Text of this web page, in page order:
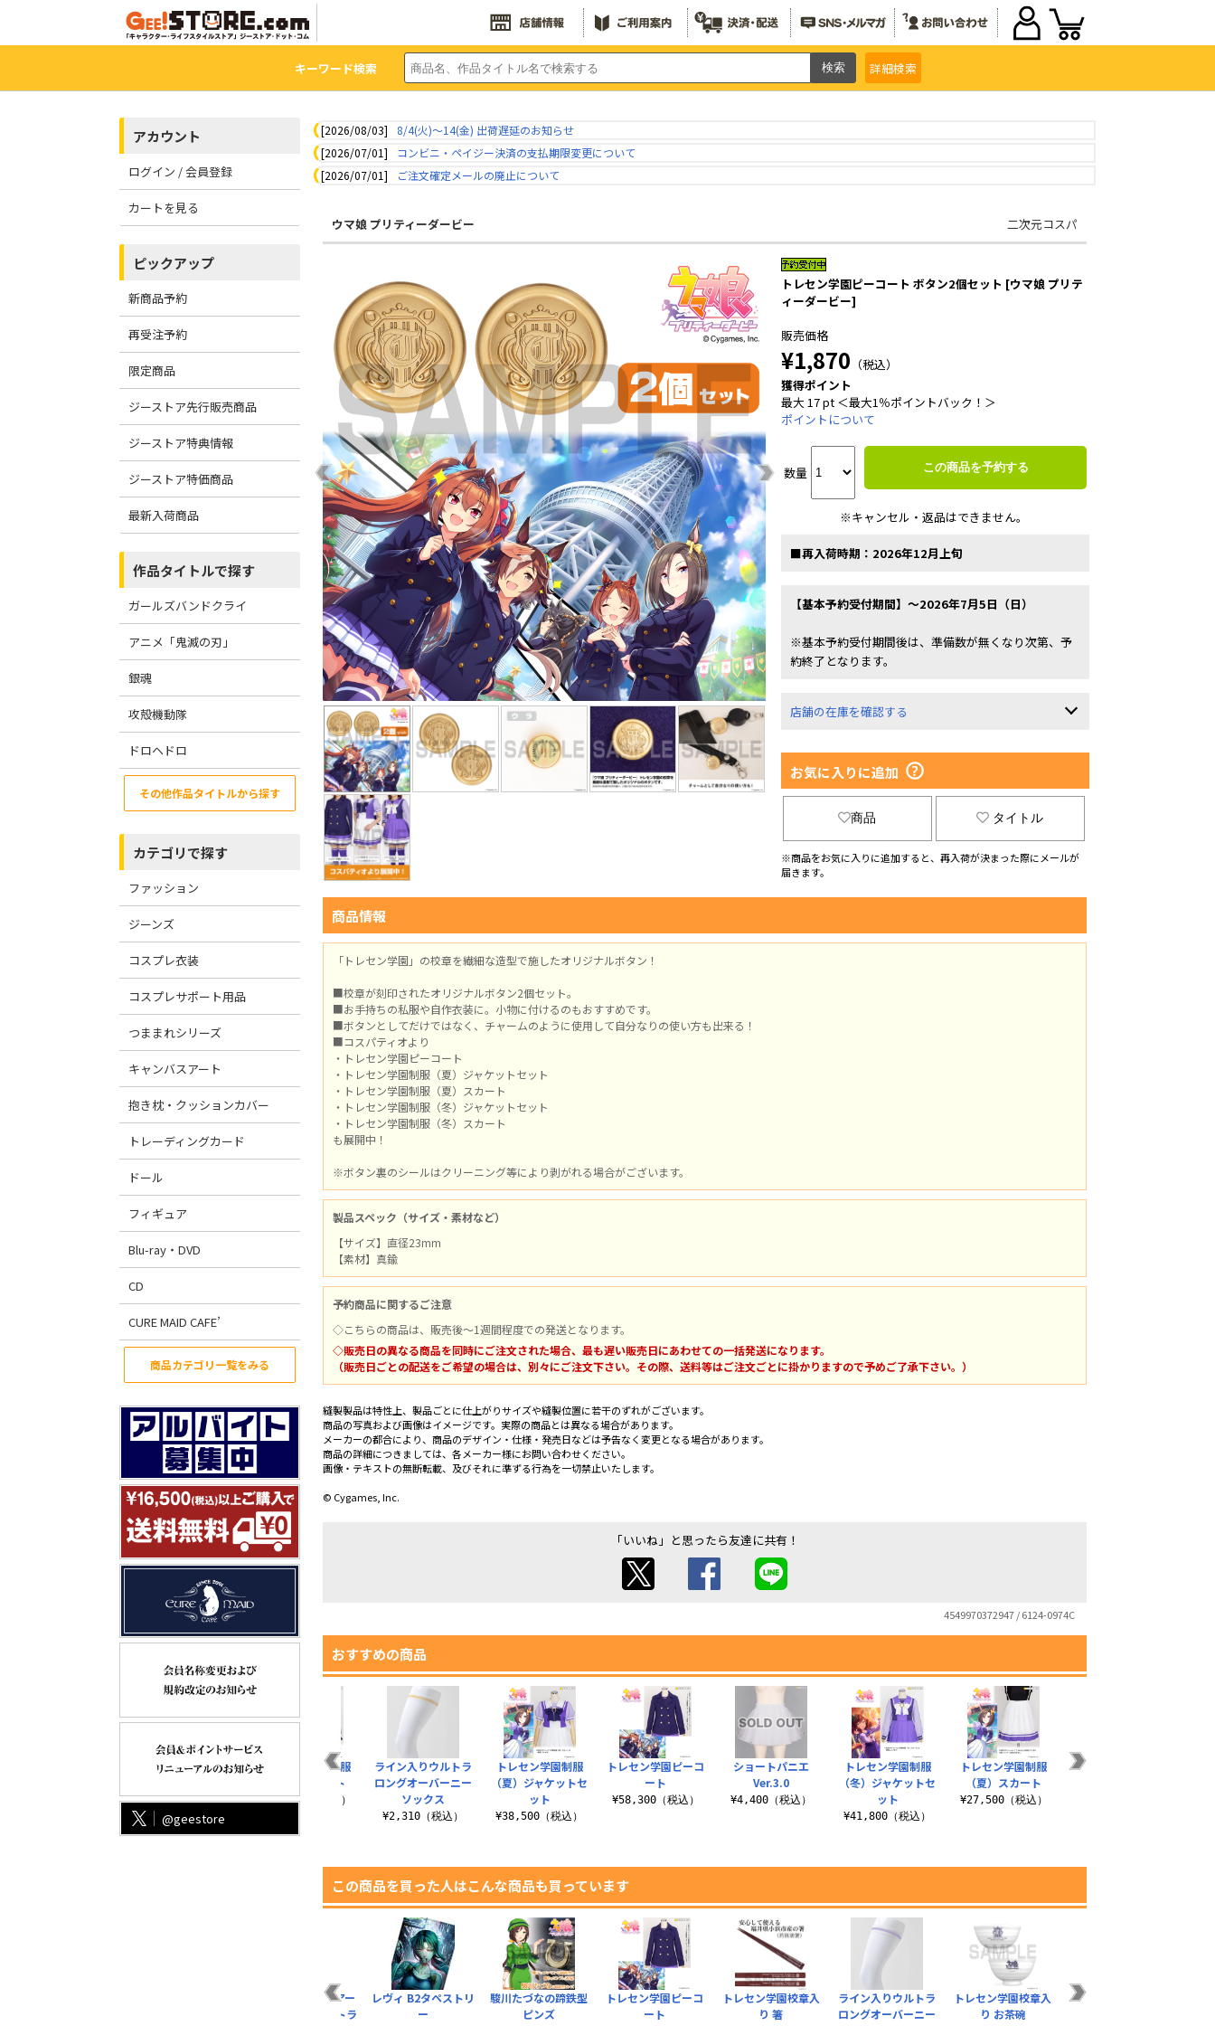
キーワード検索 詳細検索
アカウント
ログイン / 会員登録
カートを見る
ピックアップ
新商品予約
再受注予約
限定商品
ジーストア先行販売商品
ジーストア特典情報
ジーストア特価商品
最新入荷商品
作品タイトルで探す
ガールズバンドクライ
アニメ「鬼滅の刃」
銀魂
攻殻機動隊
ドロヘドロ
その他作品タイトルから探す
カテゴリで探す
ファッション
ジーンズ
コスプレ衣装
コスプレサポート用品
つままれシリーズ
キャンバスアート
抱き枕・クッションカバー
トレーディングカード
ドール
フィギュア
Blu-ray・DVD
CD
CURE MAID CAFE’
商品カテゴリ一覧をみる
@geestore
[2026/08/03]
8/4(火)～14(金) 出荷遅延のお知らせ
[2026/07/01]
コンビニ・ペイジー決済の支払期限変更について
[2026/07/01]
ご注文確定メールの廃止について
ウマ娘 プリティーダービー 二次元コスパ
トレセン学園ピーコート ボタン2個セット [ウマ娘 プリテ
ィーダービー]
販売価格
¥1,870 （税込）
獲得ポイント
最大 17 pt ＜最大1％ポイントバック！＞
ポイントについて
数量 この商品を予約する
※キャンセル・返品はできません。
■再入荷時期：2026年12月上旬
【基本予約受付期間】～2026年7月5日（日）
※基本予約受付期間後は、準備数が無くなり次第、予
約終了となります。
店舗の在庫を確認する
お気に入りに追加
商品 タイトル
※商品をお気に入りに追加すると、再入荷が決まった際にメールが
届きます。
商品情報
「トレセン学園」の校章を繊細な造型で施したオリジナルボタン！
■校章が刻印されたオリジナルボタン2個セット。
■お手持ちの私服や自作衣装に。小物に付けるのもおすすめです。
■ボタンとしてだけではなく、チャームのように使用して自分なりの使い方も出来る！
■コスパティオより
・トレセン学園ピーコート
・トレセン学園制服（夏）ジャケットセット
・トレセン学園制服（夏）スカート
・トレセン学園制服（冬）ジャケットセット
・トレセン学園制服（冬）スカート
も展開中！
※ボタン裏のシールはクリーニング等により剥がれる場合がございます。
製品スペック（サイズ・素材など）
【サイズ】直径23mm
【素材】真鍮
予約商品に関するご注意
◇こちらの商品は、販売後～1週間程度での発送となります。
◇販売日の異なる商品を同時にご注文された場合、最も遅い販売日にあわせての一括発送になります。
（販売日ごとの配送をご希望の場合は、別々にご注文下さい。その際、送料等はご注文ごとに掛かりますので予めご了承下さい。）
縫製製品は特性上、製品ごとに仕上がりサイズや縫製位置に若干のずれがございます。
商品の写真および画像はイメージです。実際の商品とは異なる場合があります。
メーカーの都合により、商品のデザイン・仕様・発売日などは予告なく変更となる場合があります。
商品の詳細につきましては、各メーカー様にお問い合わせください。
画像・テキストの無断転載、及びそれに準ずる行為を一切禁止いたします。
© Cygames, Inc.
「いいね」と思ったら友達に共有！
4549970372947 / 6124-0974C
おすすめの商品
トレセン学園ピーコ
ート
¥58,300（税込）
ショートパニエ
Ver.3.0
¥4,400（税込）
トレセン学園制服
（冬）ジャケットセ
ット
¥41,800（税込）
トレセン学園制服
（夏）スカート
¥27,500（税込）
トレセン学園制服
（冬）スカート
¥27,500（税込）
ライン入りウルトラ
ロングオーバーニー
ソックス
¥2,310（税込）
トレセン学園制服
（夏）ジャケットセ
ット
¥38,500（税込）
この商品を買った人はこんな商品も買っています
トレセン学園ピーコ
ート
トレセン学園校章入
り 箸
ライン入りウルトラ
ロングオーバーニー
トレセン学園校章入
り お茶碗
トレセン学園校章入
ウルトラセブンアー
ト Tシャツ ウルトラ
レヴィ B2タペストリ
ー
駿川たづなの蹄鉄型
ピンズ